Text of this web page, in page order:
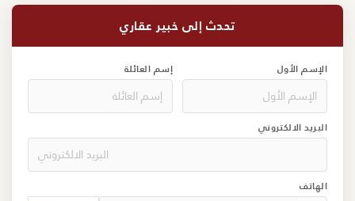
تحدث إلى خبير عقاري
الإسم الأول إسم العائلة
البريد الالكتروني
الهاتف